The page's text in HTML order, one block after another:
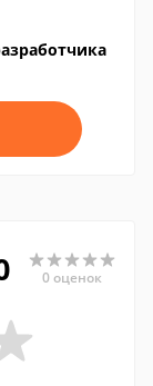
0 оценок